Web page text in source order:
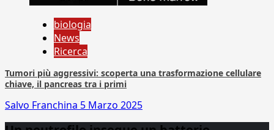
biologia
News
Ricerca
Tumori più aggressivi: scoperta una trasformazione cellulare
chiave, il pancreas tra i primi
Salvo Franchina 5 Marzo 2025